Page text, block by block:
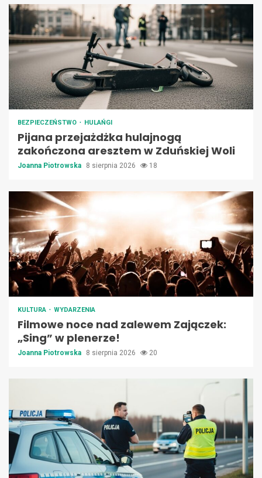
BEZPIECZEŃSTWO HULAŃGI
Pijana przejażdżka hulajnogą
zakończona aresztem w Zduńskiej Woli
Joanna Piotrowska 8 sierpnia 2026 18
KULTURA WYDARZENIA
Filmowe noce nad zalewem Zajączek:
„Sing” w plenerze!
Joanna Piotrowska 8 sierpnia 2026 20